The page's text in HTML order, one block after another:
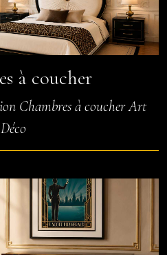
à coucher
Chambres à coucher Art
Déco